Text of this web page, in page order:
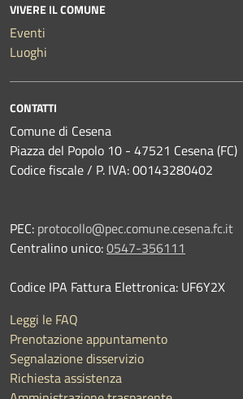
VIVERE IL COMUNE
Eventi
Luoghi
CONTATTI
Comune di Cesena
Piazza del Popolo 10 - 47521 Cesena (FC)
Codice fiscale / P. IVA: 00143280402
PEC: protocollo@pec.comune.cesena.fc.it
Centralino unico:0547-356111
Codice IPA Fattura Elettronica: UF6Y2X
Leggi le FAQ
Prenotazione appuntamento
Segnalazione disservizio
Richiesta assistenza